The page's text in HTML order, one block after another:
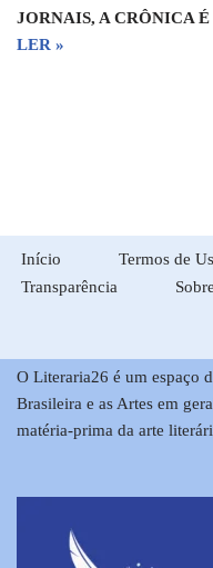
JORNAIS, A CRÔNICA
LER »
Início Termos de
Transparência
Sobre
O Literaria26 é um espaço
Brasileira e as Artes em
matéria-prima da arte